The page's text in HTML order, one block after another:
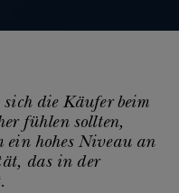
die Käufer beim
fühlen sollten,
ein hohes Niveau an
das in der